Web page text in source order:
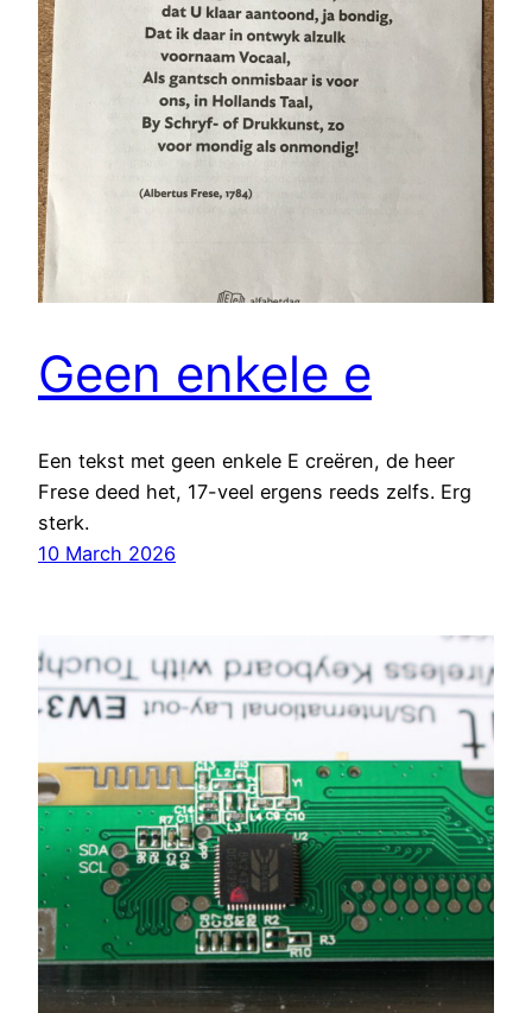
Geen enkele e
Een tekst met geen enkele E creëren, de heer
Frese deed het, 17-veel ergens reeds zelfs. Erg
sterk.
10 March 2026